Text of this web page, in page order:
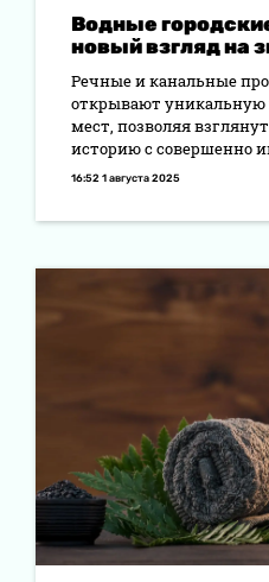
Водные
новый взгляд на
Речные и канальные
открывают
мест, позволяя
историю с совершенно
16:52 1 августа 2025